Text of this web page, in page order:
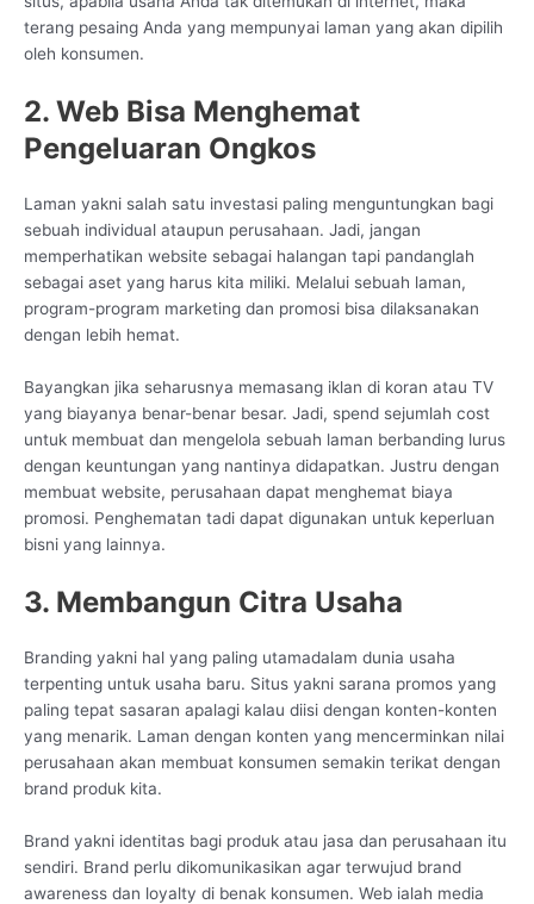
terang pesaing Anda yang mempunyai laman yang akan dipilih
oleh konsumen.
2. Web Bisa Menghemat
Pengeluaran Ongkos
Laman yakni salah satu investasi paling menguntungkan bagi
sebuah individual ataupun perusahaan. Jadi, jangan
memperhatikan website sebagai halangan tapi pandanglah
sebagai aset yang harus kita miliki. Melalui sebuah laman,
program-program marketing dan promosi bisa dilaksanakan
dengan lebih hemat.
Bayangkan jika seharusnya memasang iklan di koran atau TV
yang biayanya benar-benar besar. Jadi, spend sejumlah cost
untuk membuat dan mengelola sebuah laman berbanding lurus
dengan keuntungan yang nantinya didapatkan. Justru dengan
membuat website, perusahaan dapat menghemat biaya
promosi. Penghematan tadi dapat digunakan untuk keperluan
bisni yang lainnya.
3. Membangun Citra Usaha
Branding yakni hal yang paling utamadalam dunia usaha
terpenting untuk usaha baru. Situs yakni sarana promos yang
paling tepat sasaran apalagi kalau diisi dengan konten-konten
yang menarik. Laman dengan konten yang mencerminkan nilai
perusahaan akan membuat konsumen semakin terikat dengan
brand produk kita.
Brand yakni identitas bagi produk atau jasa dan perusahaan itu
sendiri. Brand perlu dikomunikasikan agar terwujud brand
awareness dan loyalty di benak konsumen. Web ialah media